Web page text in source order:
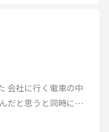
会社に行く電車の中
だと思うと同時に
ることへ